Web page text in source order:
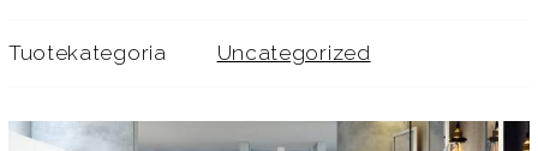
Tuotekategoria Uncategorized